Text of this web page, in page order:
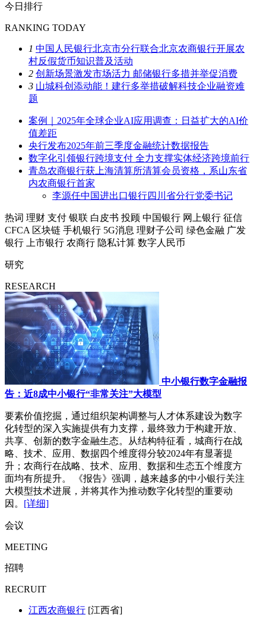
今日排行
RANKING TODAY
1 中国人民银行北京市分行联合北京农商银行开展农
村反假货币知识普及活动
2 创新场景激发市场活力 邮储银行多措并举促消费
3 山城科创添动能！建行多举措破解科技企业融资难
题
案例｜2025年全球企业AI应用调查：日益扩大的AI价
值差距
央行发布2025年前三季度金融统计数据报告
数字化引领银行跨境支付 全力支撑实体经济跨境前行
青岛农商银行获上海清算所清算会员资格，系山东省
内农商银行首家
李源任中国进出口银行四川省分行党委书记
热词 理财 支付 银联 白皮书 投顾 中国银行 网上银行 征信
CFCA 区块链 手机银行 5G消息 理财子公司 绿色金融 广发
银行
上市银行 农商行 隐私计算 数字人民币
研究
RESEARCH
中小银行数字金融报
告：近8成中小银行“非常关注”大模型
要素价值挖掘，通过组织架构调整与人才体系建设为数字
化转型的深入实施提供有力支撑，最终致力于构建开放、
共享、创新的数字金融生态。从结构特征看，城商行在战
略、技术、应用、数据四个维度得分较2024年有显著提
升；农商行在战略、技术、应用、数据和生态五个维度方
面均有所提升。 《报告》强调，越来越多的中小银行关注
大模型技术进展，并将其作为推动数字化转型的重要动
因。 [详细]
会议
MEETING
招聘
RECRUIT
江西农商银行 [江西省]